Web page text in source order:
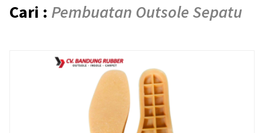
Cari : Pembuatan Outsole Sepatu